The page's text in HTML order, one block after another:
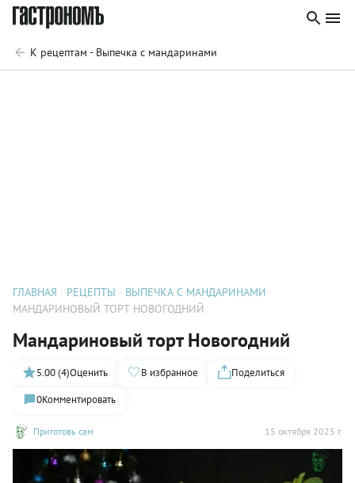
К рецептам - Выпечка с мандаринами
ГЛАВНАЯ РЕЦЕПТЫ
ВЫПЕЧКА С МАНДАРИНАМИ
МАНДАРИНОВЫЙ ТОРТ НОВОГОДНИЙ
Мандариновый торт Новогодний
Приготовь сам 15 октября 2025 г.
5.00 (4)Оценить В избранное
Поделиться
0Комментировать